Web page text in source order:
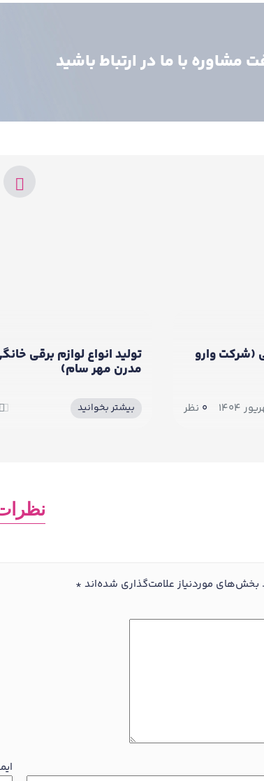
مشاوره با ما در ارتباط باشید
انواع لوازم برقی خانگی (شرکت آریا گستر
بخوانید ۸ شهریور ۱۴۰۴
بخش‌های موردنیاز علامت‌گذاری شده‌اند *